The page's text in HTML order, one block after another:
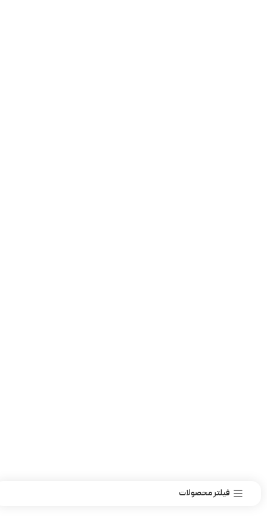
فیلتر محصولات